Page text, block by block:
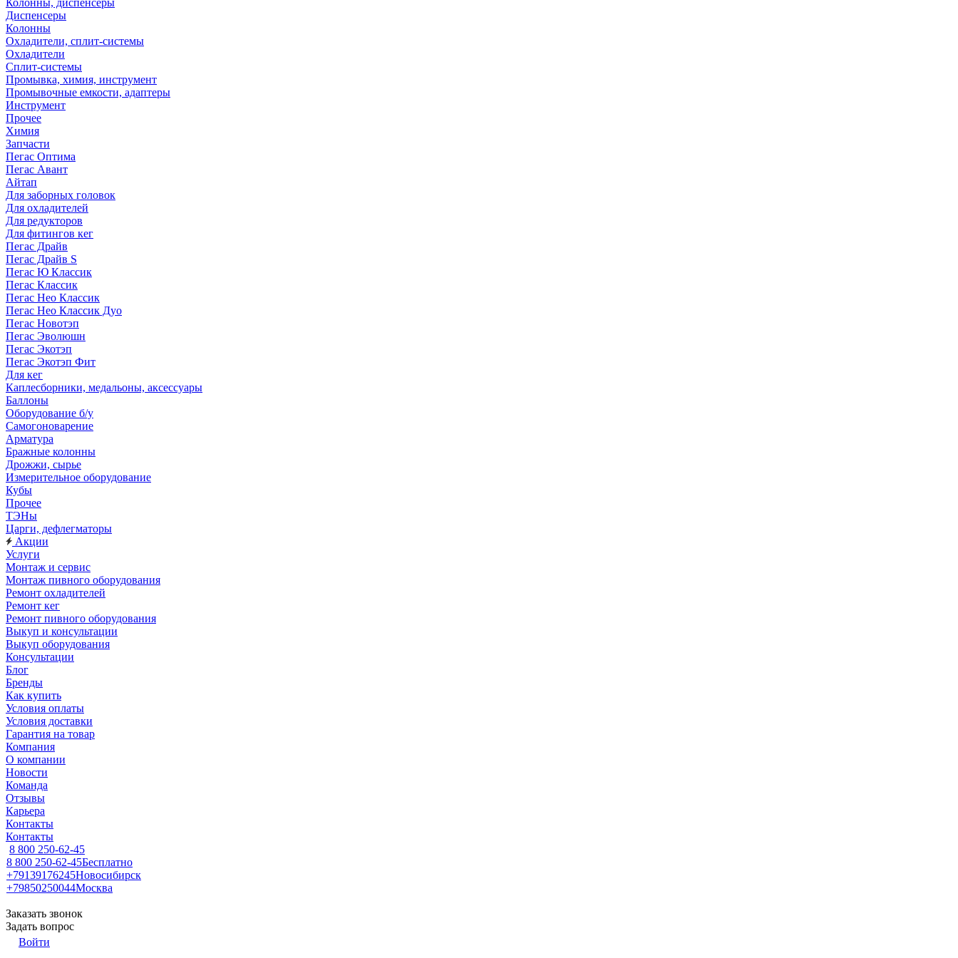
Колонны, диспенсеры
Диспенсеры
Колонны
Охладители, сплит-системы
Охладители
Сплит-системы
Промывка, химия, инструмент
Промывочные емкости, адаптеры
Инструмент
Прочее
Химия
Запчасти
Пегас Оптима
Пегас Авант
Айтап
Для заборных головок
Для охладителей
Для редукторов
Для фитингов кег
Пегас Драйв
Пегас Драйв S
Пегас Ю Классик
Пегас Классик
Пегас Нео Классик
Пегас Нео Классик Дуо
Пегас Новотэп
Пегас Эволюшн
Пегас Экотэп
Пегас Экотэп Фит
Для кег
Каплесборники, медальоны, аксессуары
Баллоны
Оборудование б/у
Самогоноварение
Арматура
Бражные колонны
Дрожжи, сырье
Измерительное оборудование
Кубы
Прочее
ТЭНы
Царги, дефлегматоры
Акции
Услуги
Монтаж и сервис
Монтаж пивного оборудования
Ремонт охладителей
Ремонт кег
Ремонт пивного оборудования
Выкуп и консультации
Выкуп оборудования
Консультации
Блог
Бренды
Как купить
Условия оплаты
Условия доставки
Гарантия на товар
Компания
О компании
Новости
Команда
Отзывы
Карьера
Контакты
Контакты
8 800 250-62-45
8 800 250-62-45Бесплатно
+79139176245Новосибирск
+79850250044Москва
Заказать звонок
Задать вопрос
Войти